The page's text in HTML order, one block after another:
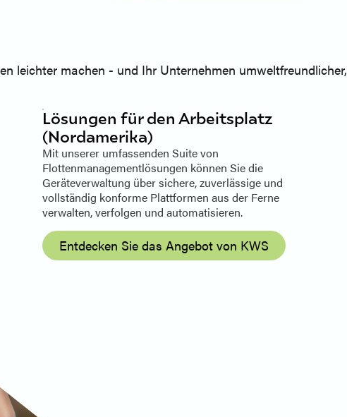
leichter machen - und Ihr Unternehmen umweltfreundlicher,
Lösungen für den Arbeitsplatz
(Nordamerika)
Mit unserer umfassenden Suite von
Flottenmanagementlösungen können Sie die
Geräteverwaltung über sichere, zuverlässige und
vollständig konforme Plattformen aus der Ferne
verwalten, verfolgen und automatisieren.
Entdecken Sie das Angebot von KWS